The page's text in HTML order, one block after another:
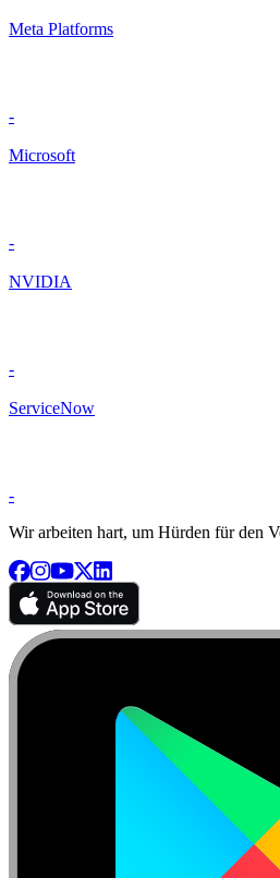
Meta Platforms
-
Microsoft
-
NVIDIA
-
ServiceNow
-
Wir arbeiten hart, um Hürden für den